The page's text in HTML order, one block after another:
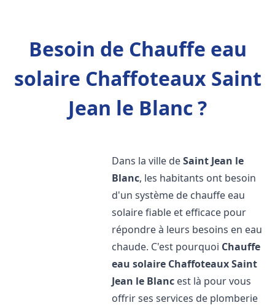
Besoin de Chauffe eau
solaire Chaffoteaux Saint
Jean le Blanc ?
Dans la ville deSaint Jean le
Blanc, les habitants ont besoin
d'un système de chauffe eau
solaire fiable et efficace pour
répondre à leurs besoins en eau
chaude. C'est pourquoi Chauffe
eau solaire ChaffoteauxSaint
Jean le Blanc est là pour vous
offrir ses services de plomberie